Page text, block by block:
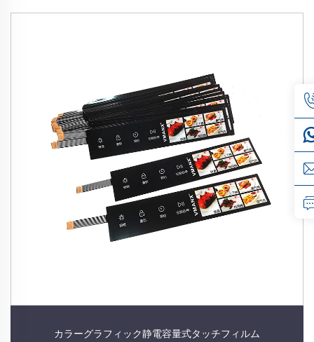
カラーグラフィック静電容量式タッチフィルム